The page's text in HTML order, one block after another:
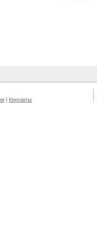
| Контакты